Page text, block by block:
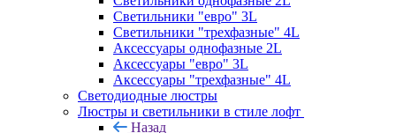
Светильники "евро" 3L
Светильники "трехфазные" 4L
Аксессуары однофазные 2L
Аксессуары "евро" 3L
Аксессуары "трехфазные" 4L
Светодиодные люстры
Люстры и светильники в стиле лофт
Назад